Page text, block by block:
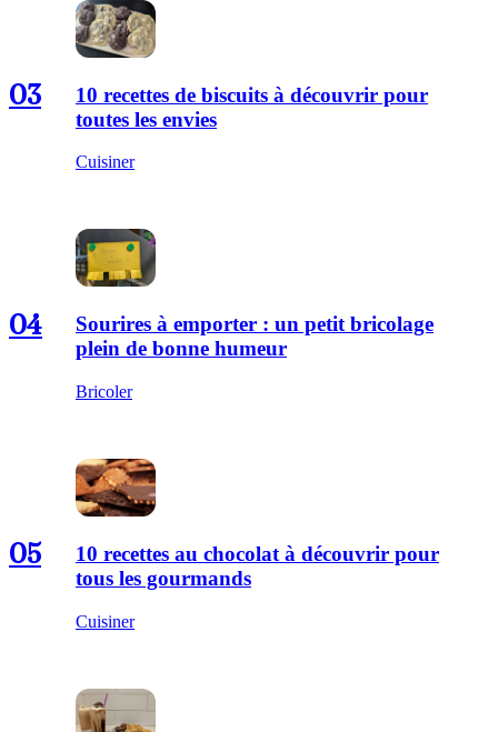
03
10 recettes de biscuits à découvrir pour
toutes les envies
Cuisiner
04
Sourires à emporter : un petit bricolage
plein de bonne humeur
Bricoler
05
10 recettes au chocolat à découvrir pour
tous les gourmands
Cuisiner